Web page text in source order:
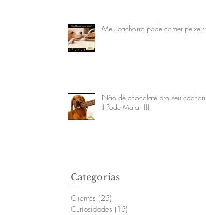
Meu cachorro pode comer peixe ?
Não dê chocolate pro seu cachorro
! Pode Matar !!!
Categorias
Clientes (25)
Curiosidades (15)